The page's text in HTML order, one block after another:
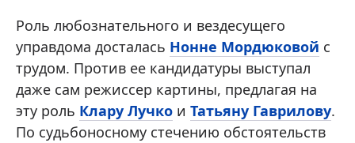
Роль любознательного и вездесущего
управдома досталась Нонне Мордюковой с
трудом. Против ее кандидатуры выступал
даже сам режиссер картины, предлагая на
эту роль Клару Лучко и Татьяну Гаврилову.
По судьбоносному стечению обстоятельств